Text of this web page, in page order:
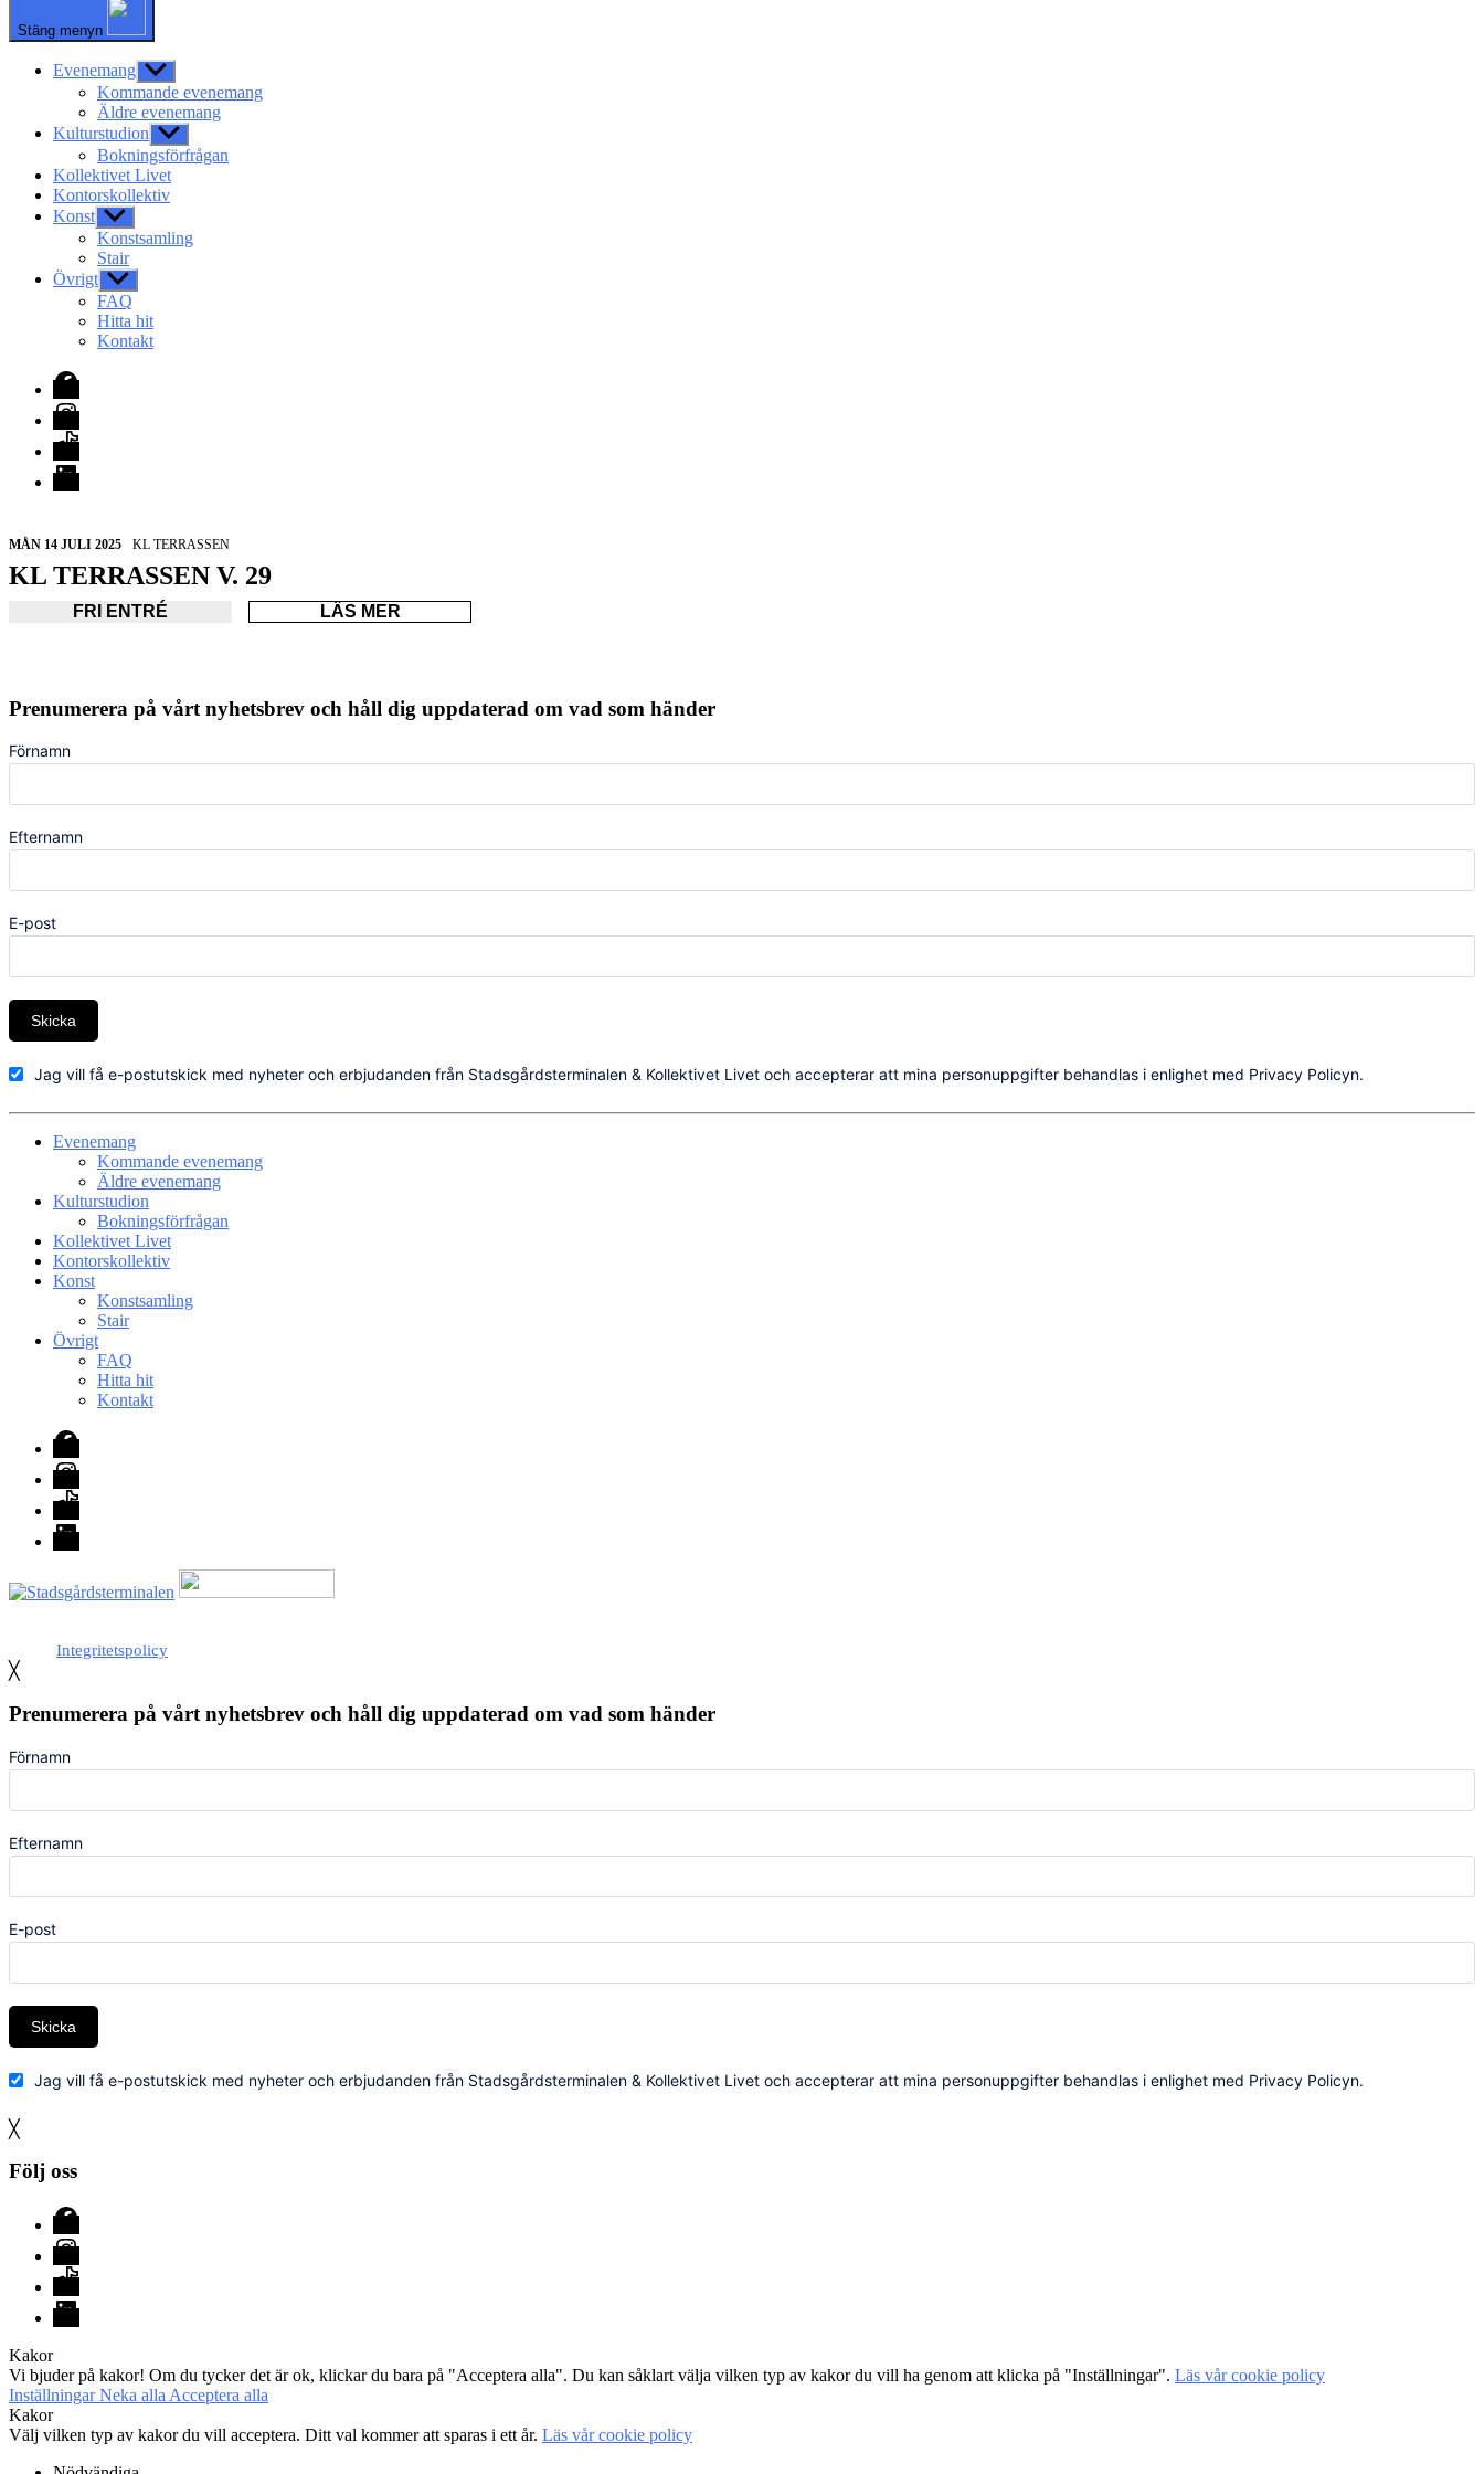
Stäng menyn
Evenemang Visa
undermeny
Kommande evenemang
Äldre evenemang
Kulturstudion Visa
undermeny
Bokningsförfrågan
Kollektivet Livet
Kontorskollektiv
Konst Visa
undermeny
Konstsamling
Stair
Övrigt Visa
undermeny
FAQ
Hitta hit
Kontakt
Facebook
Instagram
TikTok
LinkedIn
MÅN 14 JULI 2025 KL TERRASSEN
KL TERRASSEN V. 29
FRI ENTRÉ LÄS MER
Prenumerera på vårt nyhetsbrev och håll dig uppdaterad om vad som händer
Förnamn
Efternamn
E-post
Skicka
Jag vill få e-postutskick med nyheter och erbjudanden från Stadsgårdsterminalen & Kollektivet Livet och accepterar att mina personuppgifter behandlas i enlighet med Privacy Policyn.
Evenemang
Kommande evenemang
Äldre evenemang
Kulturstudion
Bokningsförfrågan
Kollektivet Livet
Kontorskollektiv
Konst
Konstsamling
Stair
Övrigt
FAQ
Hitta hit
Kontakt
Facebook
Instagram
TikTok
LinkedIn
Integritetspolicy
╳
Prenumerera på vårt nyhetsbrev och håll dig uppdaterad om vad som händer
Förnamn
Efternamn
E-post
Skicka
Jag vill få e-postutskick med nyheter och erbjudanden från Stadsgårdsterminalen & Kollektivet Livet och accepterar att mina personuppgifter behandlas i enlighet med Privacy Policyn.
╳
Följ oss
Facebook
Instagram
TikTok
LinkedIn
Kakor
Vi bjuder på kakor! Om du tycker det är ok, klickar du bara på "Acceptera alla". Du kan såklart välja vilken typ av kakor du vill ha genom att klicka på "Inställningar". Läs vår cookie policy
InställningarNeka alla Acceptera alla
Kakor
Välj vilken typ av kakor du vill acceptera. Ditt val kommer att sparas i ett år. Läs vår cookie policy